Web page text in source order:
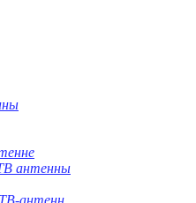
антенны
антенн